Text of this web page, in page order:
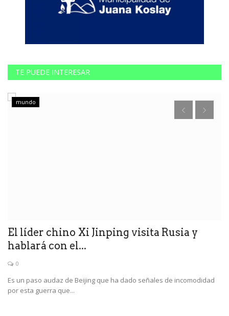
TE PUEDE INTERESAR
mundo
El líder chino Xi Jinping visita Rusia y
hablará con el...
0
Es un paso audaz de Beijing que ha dado señales de incomodidad
por esta guerra que...